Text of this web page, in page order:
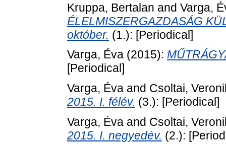
Kruppa, Bertalan and Varga,
ÉLELMISZERGAZDASÁG
október. (1.): [Periodical]
Varga, Éva (2015):
[Periodical]
Varga, Éva and Csoltai,
2015. I. félév. (3.): [Periodical]
Varga, Éva and Csoltai,
2015. I. negyedév. (2.):